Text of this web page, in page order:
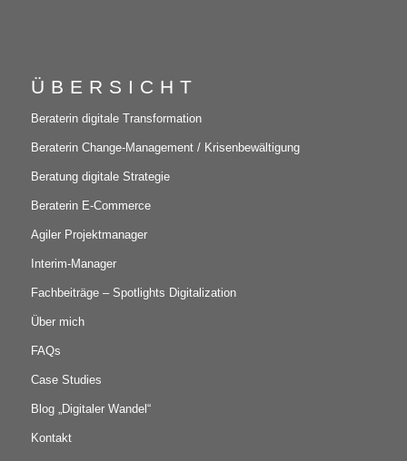
ÜBERSICHT
Beraterin digitale Transformation
Beraterin Change-Management / Krisenbewältigung
Beratung digitale Strategie
Beraterin E-Commerce
Agiler Projektmanager
Interim-Manager
Fachbeiträge – Spotlights Digitalization
Über mich
FAQs
Case Studies
Blog „Digitaler Wandel“
Kontakt